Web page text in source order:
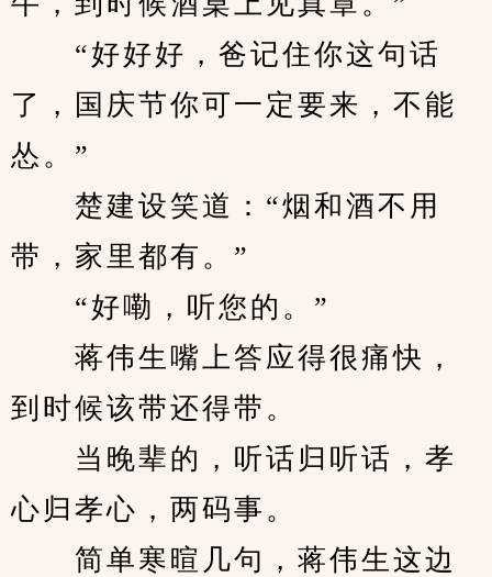
“好好好，爸记住你这句话
了，国庆节你可一定要来，不能
怂。”
楚建设笑道：“烟和酒不用
带，家里都有。”
“好嘞，听您的。”
蒋伟生嘴上答应得很痛快，
到时候该带还得带。
当晚辈的，听话归听话，孝
心归孝心，两码事。
简单寒暄几句，蒋伟生这边